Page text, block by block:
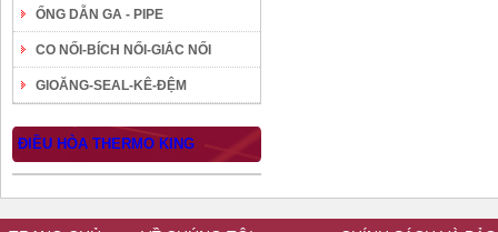
ỐNG DẪN GA - PIPE
CO NỐI-BÍCH NỐI-GIẮC NỐI
GIOĂNG-SEAL-KÊ-ĐỆM
ĐIỀU HÒA THERMO KING